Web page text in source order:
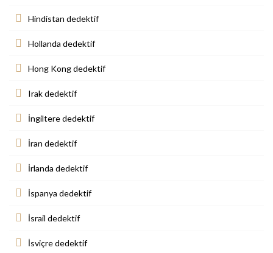
Hindistan dedektif
Hollanda dedektif
Hong Kong dedektif
Irak dedektif
İngiltere dedektif
İran dedektif
İrlanda dedektif
İspanya dedektif
İsrail dedektif
İsviçre dedektif